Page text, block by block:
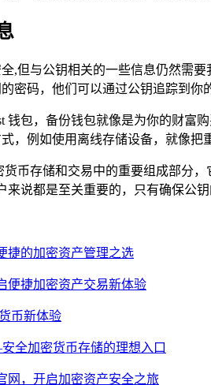
,但与公钥相关的一些信息仍然需
密码，他们可以通过公钥追踪到你
钱包，备份钱包就像是为你的财富
，例如使用离线存储设备，就像
货币存储和交易中的重要组成部分
来说都是至关重要的，只有确保公
捷的加密资产管理之选
便捷加密资产交易新体验
币新体验
全加密货币存储的理想入口
网，开启加密资产安全之旅